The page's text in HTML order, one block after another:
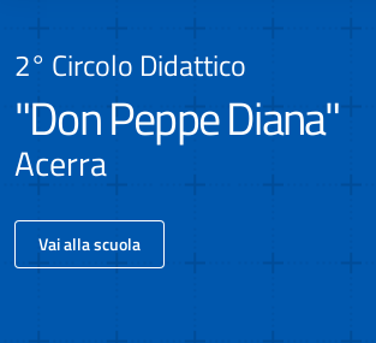
2° Circolo Didattico
"Don Peppe Diana"
Acerra
Vai alla scuola